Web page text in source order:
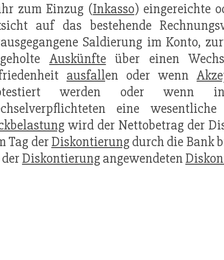
zum Einzug (Inkasso) eingereichte
auf das bestehende
Saldierung im Konto,
Auskünfteüber einen
ausfallen oder wenn
werden oder wenn
eine
wird der Nettobetrag der
Tag der Diskontierungdurch die Bank
Diskontierungangewendeten